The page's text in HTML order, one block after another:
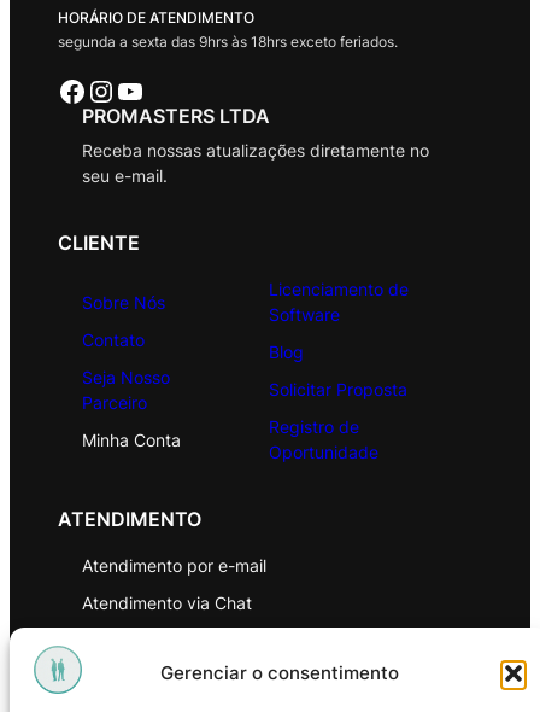
Gerenciar o consentimento
HORÁRIO DE ATENDIMENTO
segunda a sexta das 9hrs às 18hrs exceto feriados.
Facebook Instagram Youtube
PROMASTERS LTDA
Receba nossas atualizações diretamente no
seu e-mail.
CLIENTE
Sobre Nós
Contato
Seja Nosso
Parceiro
Minha Conta
Licenciamento de
Software
Blog
Solicitar Proposta
Registro de
Oportunidade
ATENDIMENTO
Atendimento por e-mail
Atendimento via Chat